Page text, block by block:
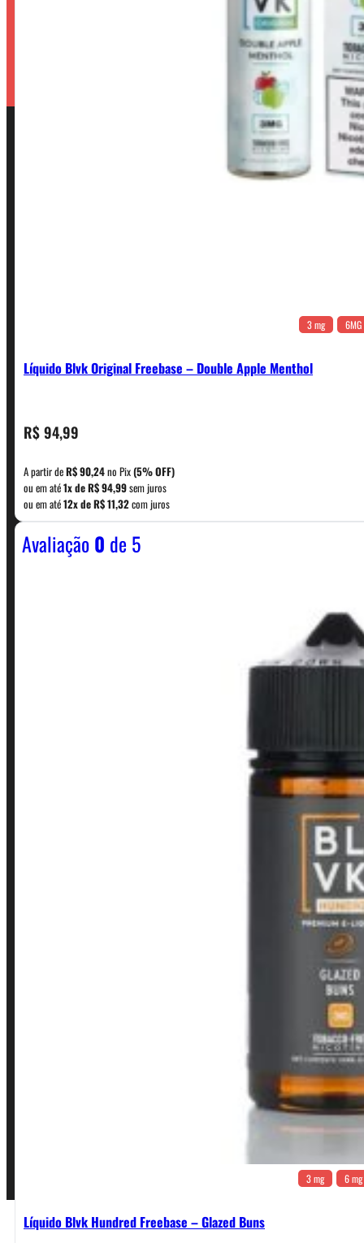
3 mg 6MG
Líquido Blvk Original Freebase – Double Apple Menthol
R$94,99
A partir deR$90,24no Pix(5% OFF)
ou em até1x deR$94,99sem juros
ou em até12x deR$11,32com juros
Avaliação0 de 5
3 mg 6 mg
Líquido Blvk Hundred Freebase – Glazed Buns
CONTATO
WhatsApp: (11) 5229-0120
Horário: Política de Horario e Fretes
Política de Garantia, Reembolso e Devolução